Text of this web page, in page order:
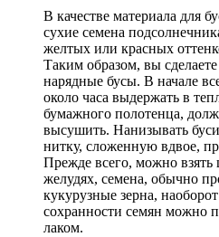
В качестве материала для
сухие семена
желтых или красных
Таким образом, вы
нарядные бусы. В начале
около часа выдержать в
бумажного полотенца,
высушить. Нанизывать
нитку, сложенную вдвое,
Прежде всего, можно взять
желудях, семена, обычно
кукурузные зерна,
сохранности семян можно
лаком.